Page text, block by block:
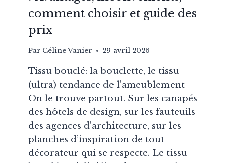
comment choisir et guide des
prix
Par Céline Vanier 29 avril 2026
Tissu bouclé: la bouclette, le tissu
(ultra) tendance de l’ameublement
On le trouve partout. Sur les canapés
des hôtels de design, sur les fauteuils
des agences d’architecture, sur les
planches d’inspiration de tout
décorateur qui se respecte. Le tissu